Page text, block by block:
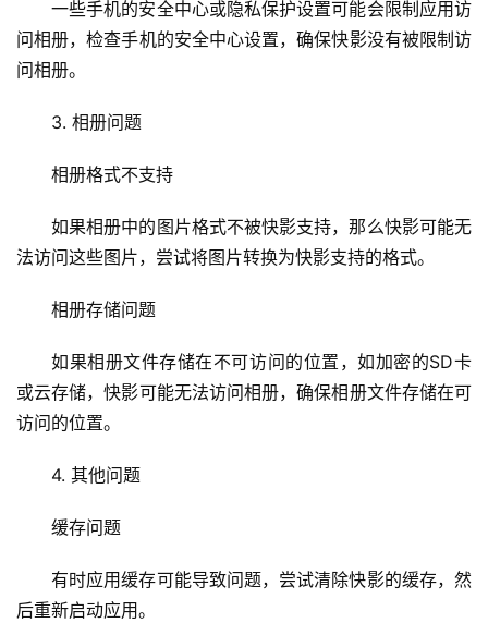
云
主
术
教
程
务
一些手机的安全中心或隐私保护设置可能会限制应用访
问相册，检查手机的安全中心设置，确保快影没有被限制访
问相册。
3. 相册问题
相册格式不支持
如果相册中的图片格式不被快影支持，那么快影可能无
法访问这些图片，尝试将图片转换为快影支持的格式。
相册存储问题
如果相册文件存储在不可访问的位置，如加密的SD卡
或云存储，快影可能无法访问相册，确保相册文件存储在可
访问的位置。
4. 其他问题
缓存问题
有时应用缓存可能导致问题，尝试清除快影的缓存，然
后重新启动应用。